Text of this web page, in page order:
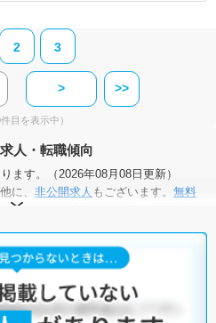
2 3
> >>
件目を表示中）
人・転職傾向
ます。（2026年08月08日更新）
に、 非公開求人 もございます。 無料
だくと、全求人からご希望条件に合
ような条件が人気です。
卒OK ・ 正社員(正職員)
訪問リハビリ(在宅医療)・